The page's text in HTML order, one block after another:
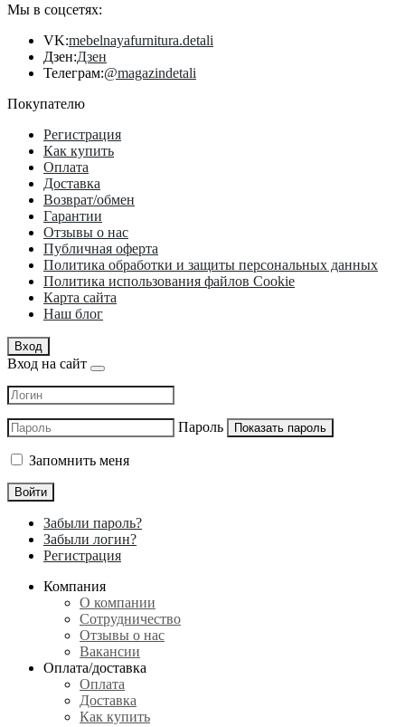
Мы в соцсетях:
VK:mebelnayafurnitura.detali
Дзен:Дзен
Телеграм:@magazindetali
Покупателю
Регистрация
Как купить
Оплата
Доставка
Возврат/обмен
Гарантии
Отзывы о нас
Публичная оферта
Политика обработки и защиты персональных данных
Политика использования файлов Cookie
Карта сайта
Наш блог
Вход
Вход на сайт
Пароль Показать пароль
Запомнить меня
Войти
Забыли пароль?
Забыли логин?
Регистрация
Компания
О компании
Сотрудничество
Отзывы о нас
Вакансии
Оплата/доставка
Оплата
Доставка
Как купить